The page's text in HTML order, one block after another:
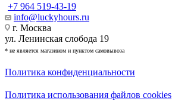
+7 964 519-43-19
info@luckyhours.ru
г. Москва
ул. Ленинская слобода 19
* не является магазином и пунктом самовывоза
Политика конфиденциальности
Политика использования файлов cookies